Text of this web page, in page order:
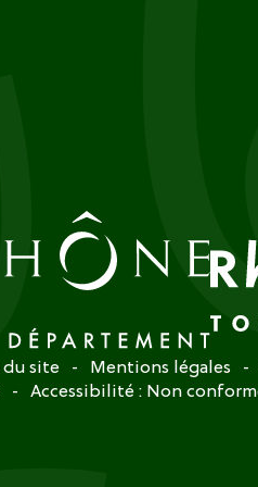
du site Mentions légales
Accessibilité : Non